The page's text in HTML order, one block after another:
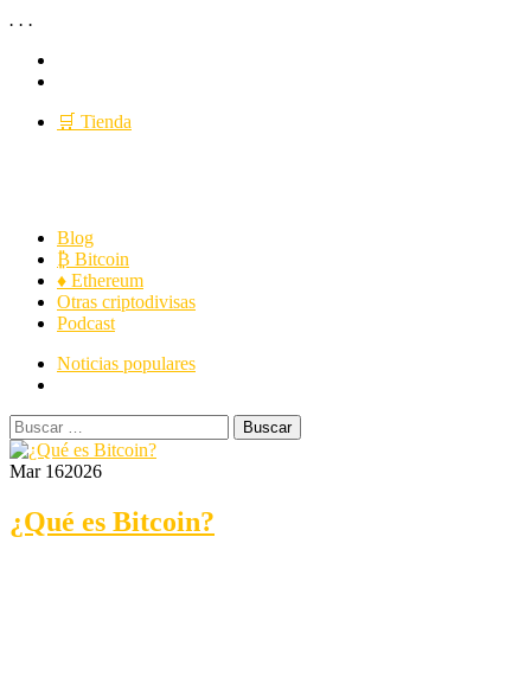
. . .
Saltar
🛒 Tienda
Revolución del saber
Menú
principal
Blog
₿ Bitcoin
♦ Ethereum
Otras criptodivisas
Podcast
Noticias populares
Buscar:
Mar 162026
¿Qué es Bitcoin?